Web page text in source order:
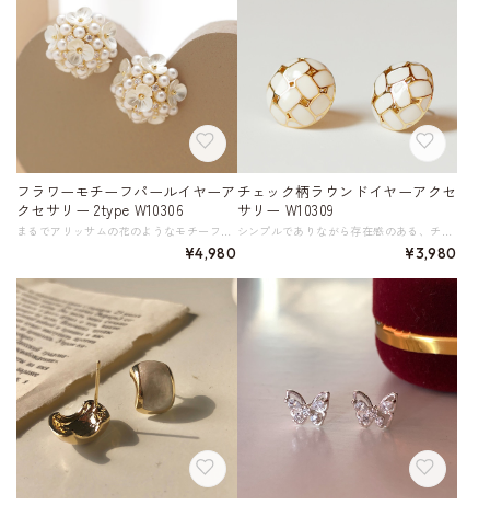
フラワーモチーフパールイヤーア
クセサリー 2type W10306
¥4,980
チェック柄ラウンドイヤーアクセ
サリー W10309
¥3,980